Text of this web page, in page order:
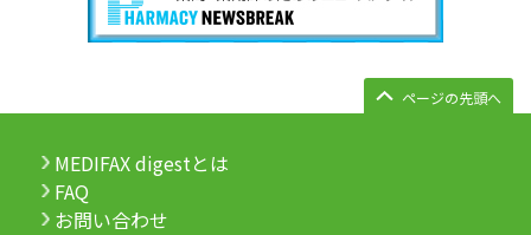
ページの先頭へ
MEDIFAX digestとは
FAQ
お問い合わせ